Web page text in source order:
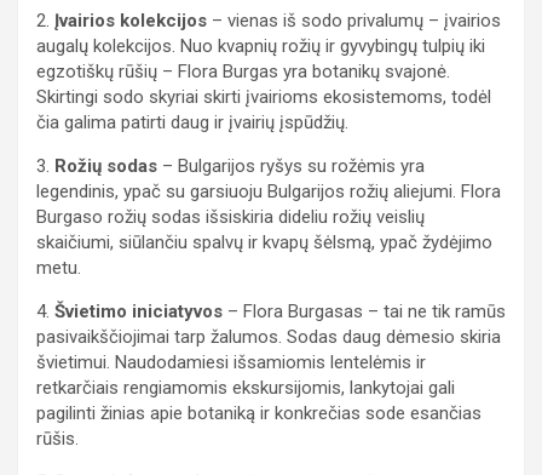
2. Įvairios kolekcijos – vienas iš sodo privalumų – įvairios
augalų kolekcijos. Nuo kvapnių rožių ir gyvybingų tulpių iki
egzotiškų rūšių – Flora Burgas yra botanikų svajonė.
Skirtingi sodo skyriai skirti įvairioms ekosistemoms, todėl
čia galima patirti daug ir įvairių įspūdžių.
3. Rožių sodas – Bulgarijos ryšys su rožėmis yra
legendinis, ypač su garsiuoju Bulgarijos rožių aliejumi. Flora
Burgaso rožių sodas išsiskiria dideliu rožių veislių
skaičiumi, siūlančiu spalvų ir kvapų šėlsmą, ypač žydėjimo
metu.
4. Švietimo iniciatyvos – Flora Burgasas – tai ne tik ramūs
pasivaikščiojimai tarp žalumos. Sodas daug dėmesio skiria
švietimui. Naudodamiesi išsamiomis lentelėmis ir
retkarčiais rengiamomis ekskursijomis, lankytojai gali
pagilinti žinias apie botaniką ir konkrečias sode esančias
rūšis.